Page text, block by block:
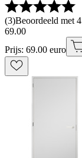
(3)Beoordeeld met
69.00
Prijs: 69.00 euro